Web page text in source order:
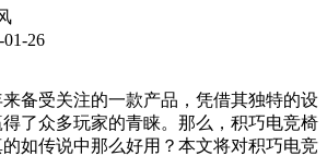
26
备受关注的一款产品，凭借其独特的设
了众多玩家的青睐。那么，积巧电竞椅
如传说中那么好用？本文将对积巧电竞